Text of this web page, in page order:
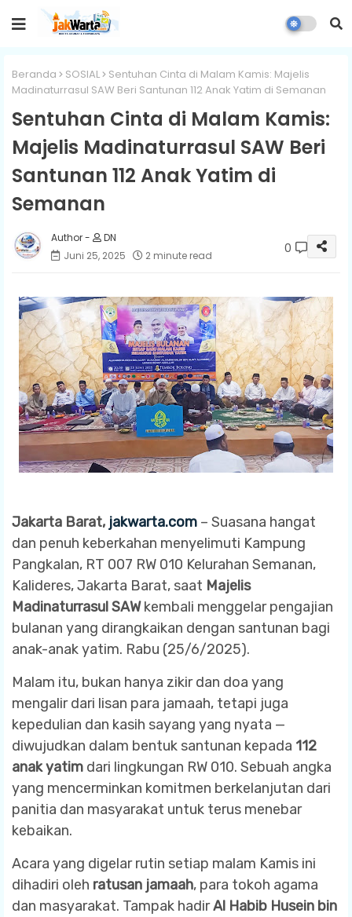
Beranda SOSIAL
Sentuhan Cinta di Malam Kamis: Majelis
Madinaturrasul SAW Beri Santunan 112 Anak Yatim di Semanan
Sentuhan Cinta di Malam Kamis:
Majelis Madinaturrasul SAW Beri
Santunan 112 Anak Yatim di
Semanan
DN
Juni 25, 2025
2 minute read 0
Jakarta Barat, jakwarta.com – Suasana hangat
dan penuh keberkahan menyelimuti Kampung
Pangkalan, RT 007 RW 010 Kelurahan Semanan,
Kalideres, Jakarta Barat, saat Majelis
Madinaturrasul SAWkembali menggelar pengajian
bulanan yang dirangkaikan dengan santunan bagi
anak-anak yatim. Rabu (25/6/2025).
Malam itu, bukan hanya zikir dan doa yang
mengalir dari lisan para jamaah, tetapi juga
kepedulian dan kasih sayang yang nyata —
diwujudkan dalam bentuk santunan kepada 112
anak yatim dari lingkungan RW 010. Sebuah angka
yang mencerminkan komitmen berkelanjutan dari
panitia dan masyarakat untuk terus menebar
kebaikan.
Acara yang digelar rutin setiap malam Kamis ini
dihadiri oleh ratusan jamaah, para tokoh agama
dan masyarakat. Tampak hadirAl Habib Husein bin